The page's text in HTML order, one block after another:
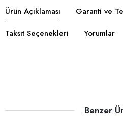
Ürün Açıklaması
Garanti ve
Taksit Seçenekleri
Yorumlar
Benzer